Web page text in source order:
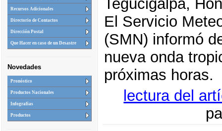
Recursos Adicionales
Directorio de Contactos
Dirección Postal
Que Hacer en caso de un Desastre
Novedades
Pronóstico
Productos Nacionales
Infografias
Productos
Tegucigalpa,
El Servicio
(SMN) informó
nueva onda
próximas horas.
lectura del